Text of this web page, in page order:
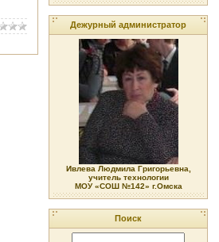
Дежурный администратор
Ивлева Людмила Григорьевна,
учитель технологии
МОУ «СОШ №142» г.Омска
Поиск